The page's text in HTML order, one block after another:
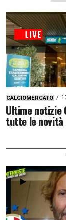
CALCIOMERCATO
Ultime notizie
tutte le novità